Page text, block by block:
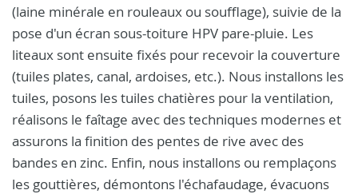
(laine minérale en rouleaux ou soufflage), suivie de la
pose d'un écran sous-toiture HPV pare-pluie. Les
liteaux sont ensuite fixés pour recevoir la couverture
(tuiles plates, canal, ardoises, etc.). Nous installons les
tuiles, posons les tuiles chatières pour la ventilation,
réalisons le faîtage avec des techniques modernes et
assurons la finition des pentes de rive avec des
bandes en zinc. Enfin, nous installons ou remplaçons
les gouttières, démontons l'échafaudage, évacuons